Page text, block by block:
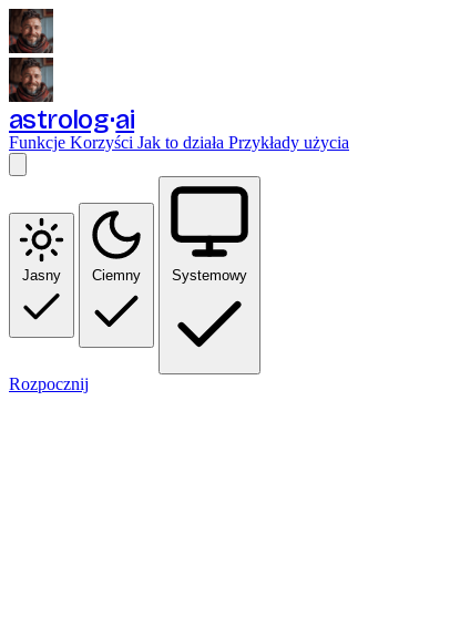
astrolog ai
Funkcje Korzyści Jak to działa Przykłady użycia
Jasny Ciemny Systemowy
Rozpocznij